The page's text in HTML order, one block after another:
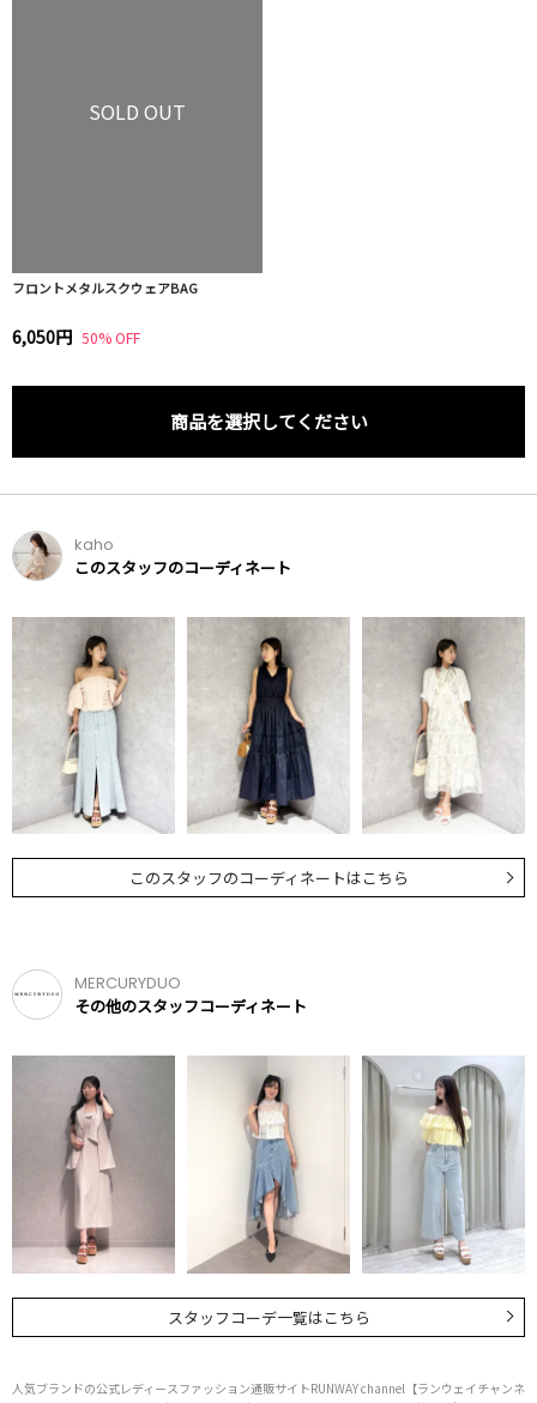
SOLD OUT
フロントメタルスクウェアBAG
6,050円 50% OFF
商品を選択してください
kaho
このスタッフのコーディネート
このスタッフのコーディネートはこちら
MERCURYDUO
その他のスタッフコーディネート
スタッフコーデ一覧はこちら
人気ブランドの公式レディースファッション通販サイトRUNWAY channel【ランウェイチャンネ